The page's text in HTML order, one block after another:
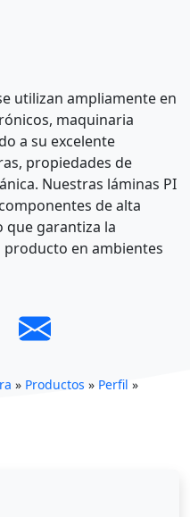
utilizan ampliamente en
maquinaria
a su excelente
propiedades de
Nuestras láminas PI
de alta
que garantiza la
en ambientes
» Productos » Perfil »